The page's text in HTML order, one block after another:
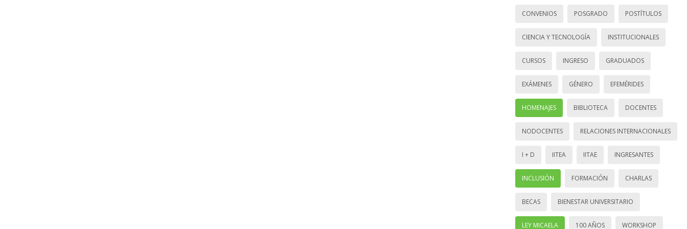
CONVENIOS POSGRADO POSTÍTULOS
CIENCIA Y TECNOLOGÍA INSTITUCIONALES
CURSOS INGRESO GRADUADOS
EXÁMENES GÉNERO EFEMÉRIDES
HOMENAJES BIBLIOTECA DOCENTES
NODOCENTES RELACIONES INTERNACIONALES
I + D IITEA IITAE INGRESANTES
INCLUSIÓN FORMACIÓN CHARLAS
BECAS BIENESTAR UNIVERSITARIO
LEY MICAELA 100 AÑOS WORKSHOP